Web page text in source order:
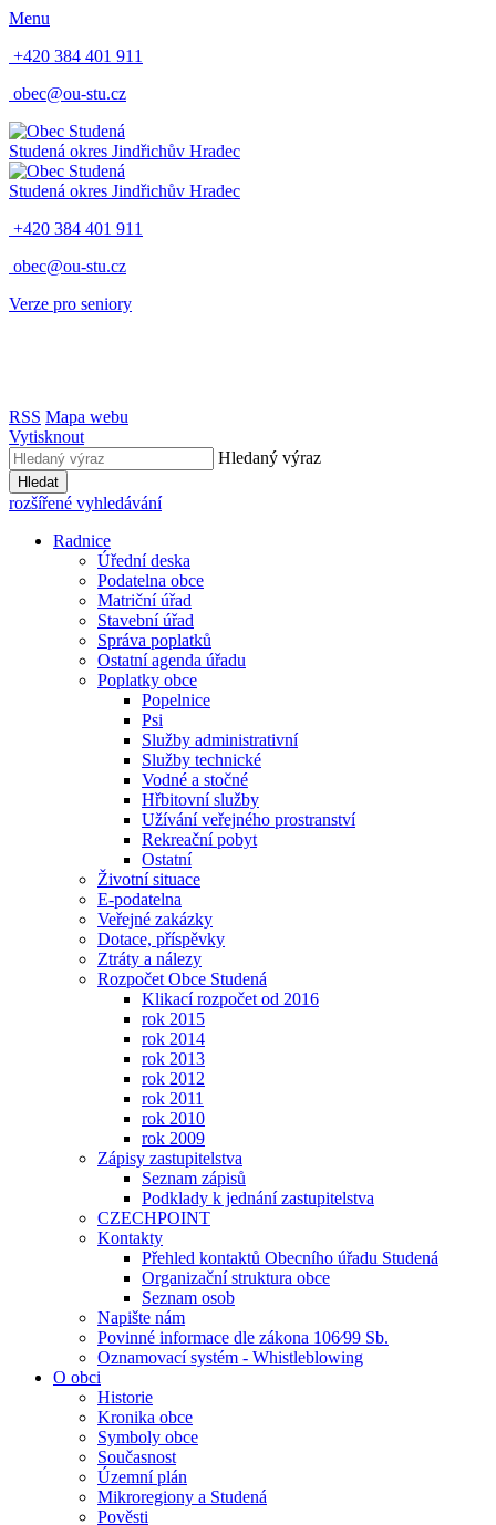
Menu
+420 384 401 911
obec@ou-stu.cz
Studená okres Jindřichův Hradec
Studená okres Jindřichův Hradec
+420 384 401 911
obec@ou-stu.cz
Verze pro seniory
RSS Mapa webu
Vytisknout
Hledaný výraz
Hledat
rozšířené vyhledávání
Radnice
Úřední deska
Podatelna obce
Matriční úřad
Stavební úřad
Správa poplatků
Ostatní agenda úřadu
Poplatky obce
Popelnice
Psi
Služby administrativní
Služby technické
Vodné a stočné
Hřbitovní služby
Užívání veřejného prostranství
Rekreační pobyt
Ostatní
Životní situace
E-podatelna
Veřejné zakázky
Dotace, příspěvky
Ztráty a nálezy
Rozpočet Obce Studená
Klikací rozpočet od 2016
rok 2015
rok 2014
rok 2013
rok 2012
rok 2011
rok 2010
rok 2009
Zápisy zastupitelstva
Seznam zápisů
Podklady k jednání zastupitelstva
CZECHPOINT
Kontakty
Přehled kontaktů Obecního úřadu Studená
Organizační struktura obce
Seznam osob
Napište nám
Povinné informace dle zákona 106⁄99 Sb.
Oznamovací systém - Whistleblowing
O obci
Historie
Kronika obce
Symboly obce
Současnost
Územní plán
Mikroregiony a Studená
Pověsti